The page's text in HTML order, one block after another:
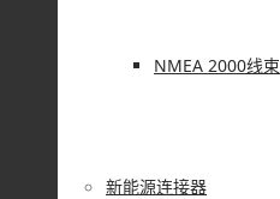
NMEA 2000线束
新能源连接器